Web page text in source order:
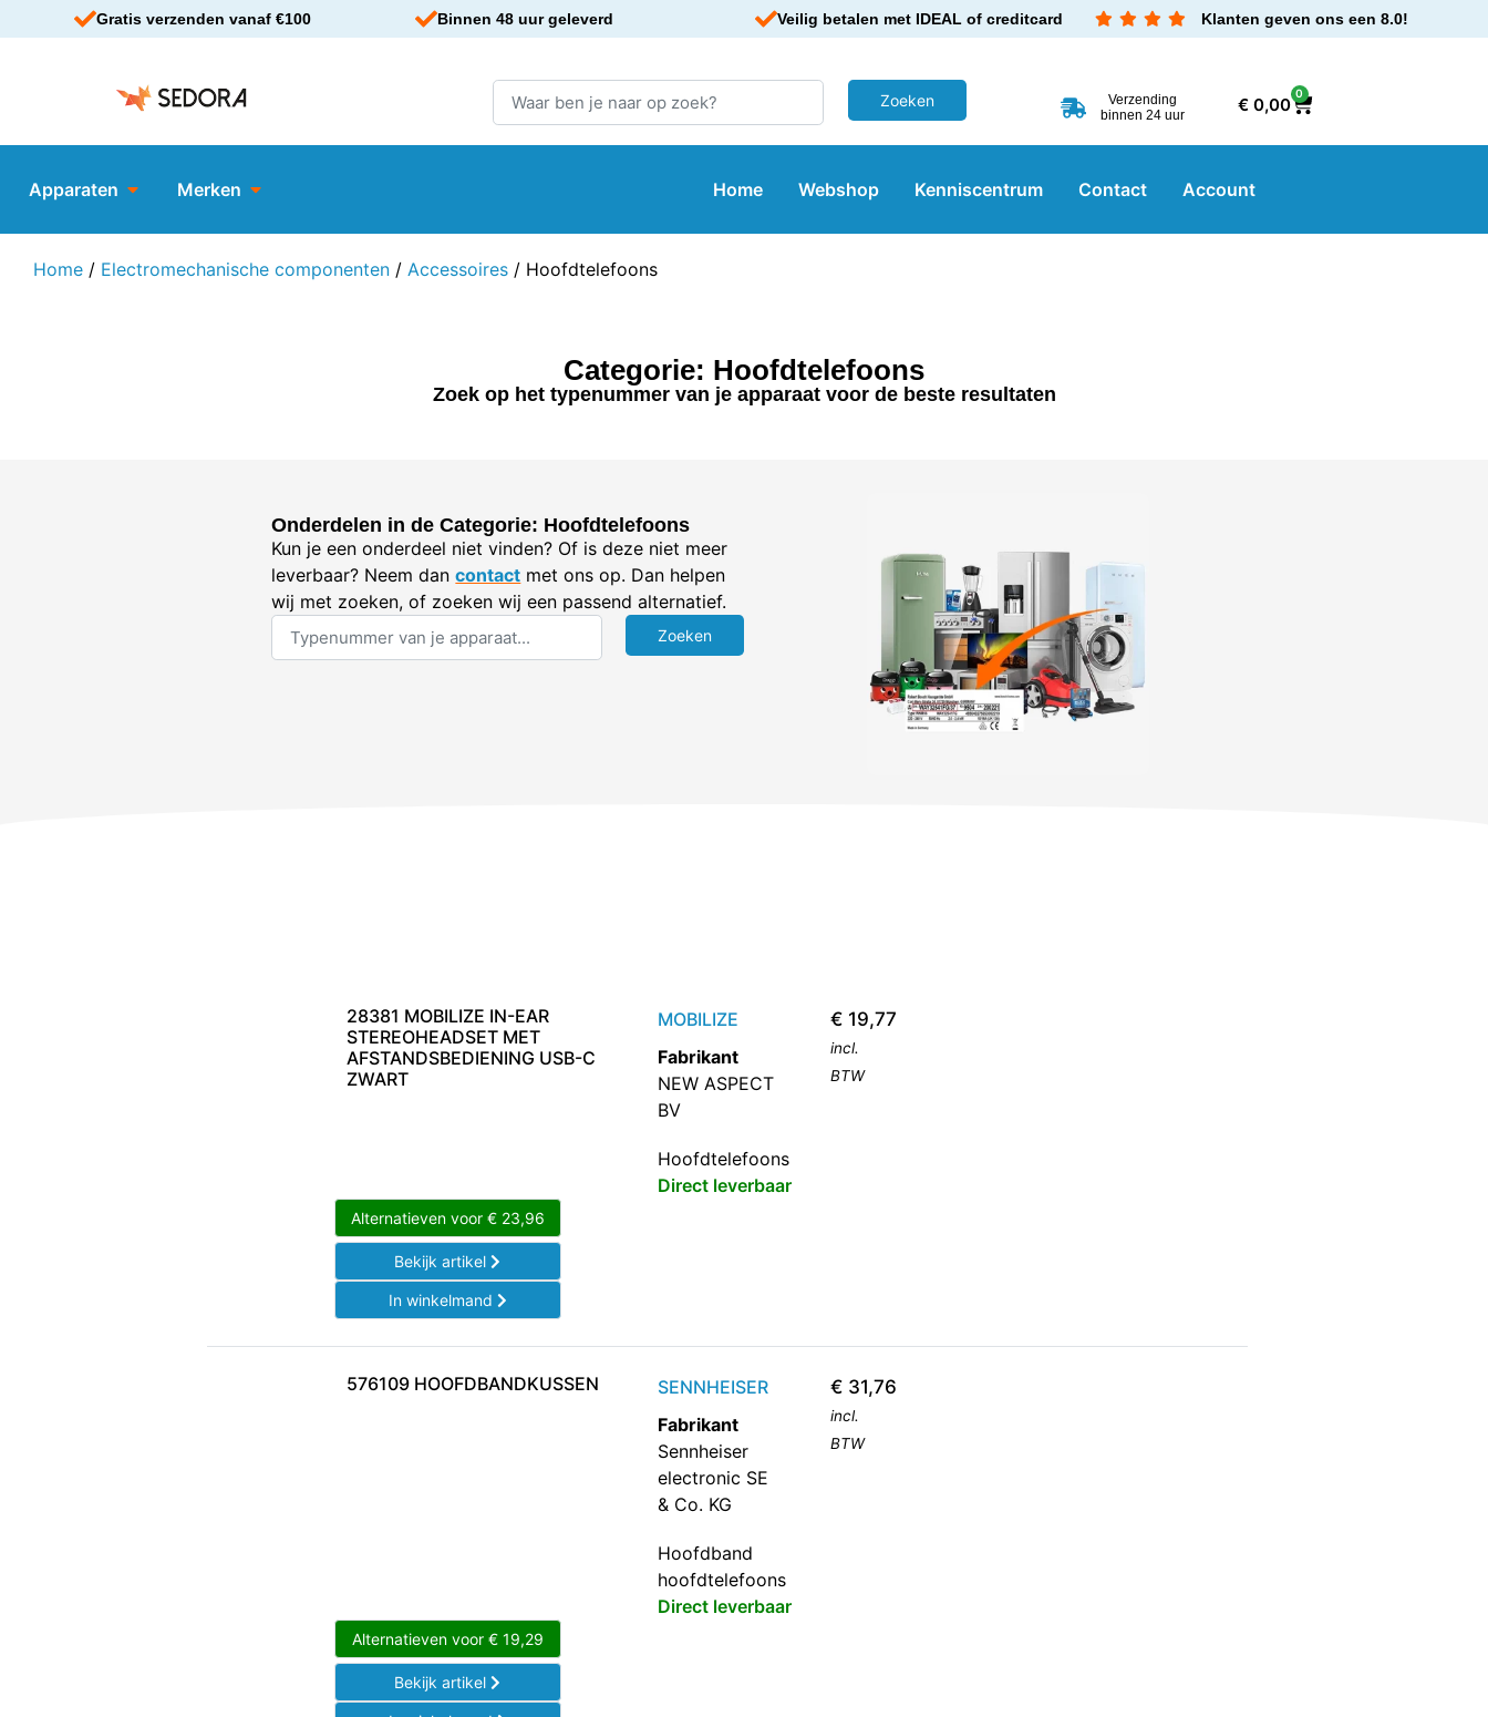
Gratis verzenden vanaf €100 Binnen 48 uur geleverd Veilig betalen met IDEAL of creditcard Klanten geven ons een 8.0!
Verzending
binnen 24 uur
€0,00
0
Apparaten Merken Home Webshop Kenniscentrum Contact Account
Home / Electromechanische componenten / Accessoires / Hoofdtelefoons
Categorie: Hoofdtelefoons
Zoek op het typenummer van je apparaat voor de beste resultaten
Onderdelen in de Categorie: Hoofdtelefoons
Kun je een onderdeel niet vinden? Of is deze niet meer
leverbaar? Neem dancontact met ons op. Dan helpen
wij met zoeken, of zoeken wij een passend alternatief.
28381 MOBILIZE IN-EAR
STEREOHEADSET MET
AFSTANDSBEDIENING USB-C
ZWART
MOBILIZE
Fabrikant
NEW ASPECT
BV
Hoofdtelefoons
Direct leverbaar
€ 19,77
incl.
BTW
Alternatieven voor €23,96
Bekijk artikel
In winkelmand
576109 HOOFDBANDKUSSEN
SENNHEISER
Fabrikant
Sennheiser
electronic SE
& Co. KG
Hoofdband
hoofdtelefoons
Direct leverbaar
€ 31,76
incl.
BTW
Alternatieven voor €19,29
Bekijk artikel